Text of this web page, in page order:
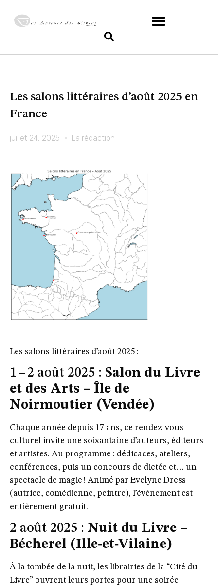
Les salons littéraires d’août 2025 en
France
juillet 24, 2025 La rédaction
Les salons littéraires d’août 2025 :
1 – 2 août 2025 : Salon du Livre
et des Arts – Île de
Noirmoutier (Vendée)
Chaque année depuis 17 ans, ce rendez-vous
culturel invite une soixantaine d’auteurs, éditeurs
et artistes. Au programme : dédicaces, ateliers,
conférences, puis un concours de dictée et… un
spectacle de magie ! Animé par Evelyne Dress
(autrice, comédienne, peintre), l’événement est
entièrement gratuit.
2 août 2025 : Nuit du Livre –
Bécherel (Ille‑et‑Vilaine)
À la tombée de la nuit, les librairies de la “Cité du
Livre” ouvrent leurs portes pour une soirée